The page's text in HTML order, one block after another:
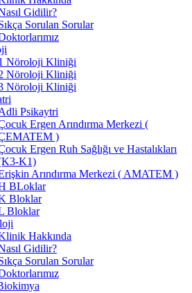
Gidilir?
Sorulan Sorular
Nöroloji Kliniği
Nöroloji Kliniği
Nöroloji Kliniği
Psikaytri
Ergen Arındırma Merkezi (
)
Ergen Ruh Sağlığı ve Hastalıkları
K1)
Arındırma Merkezi ( AMATEM )
BLoklar
Bloklar
Bloklar
Hakkında
Gidilir?
Sorulan Sorular